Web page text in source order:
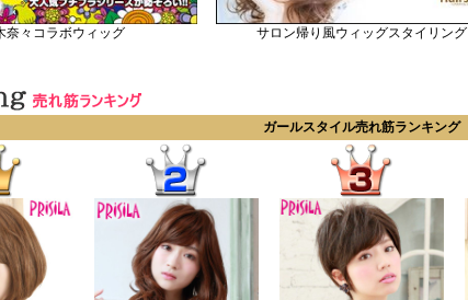
奈々コラボウィッグ サロン帰り風ウィッグスタイリング
ガールスタイル売れ筋ランキング